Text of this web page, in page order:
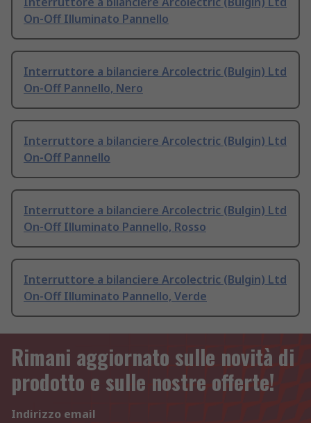
On-Off Illuminato Pannello
Interruttore a bilanciere Arcolectric (Bulgin) Ltd
On-Off Pannello, Nero
Interruttore a bilanciere Arcolectric (Bulgin) Ltd
On-Off Pannello
Interruttore a bilanciere Arcolectric (Bulgin) Ltd
On-Off Illuminato Pannello, Rosso
Interruttore a bilanciere Arcolectric (Bulgin) Ltd
On-Off Illuminato Pannello, Verde
Rimani aggiornato sulle novità di
prodotto e sulle nostre offerte!
Indirizzo email